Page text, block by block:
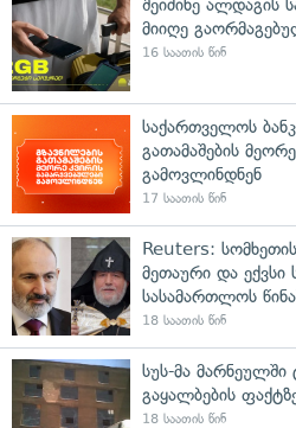
შეიძინე ალდაგის
მიიღე
16 საათის წინ
საქართველოს
გათამაშების
გამოვლინდნენ
17 საათის წინ
Reuters:
მეთაური და
სასამართლოს
18 საათის წინ
სუს-მა მარნეულში
გაყალბების
18 საათის წინ